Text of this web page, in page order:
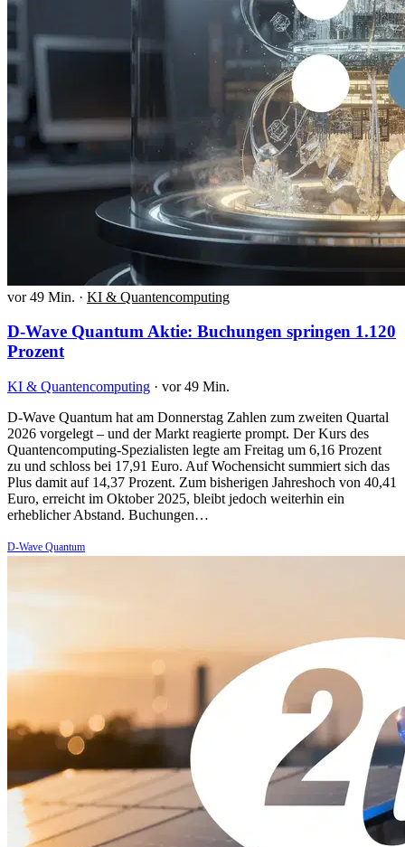
vor 49 Min. · KI & Quantencomputing
D-Wave Quantum Aktie: Buchungen springen 1.120
Prozent
KI & Quantencomputing · vor 49 Min.
D-Wave Quantum hat am Donnerstag Zahlen zum zweiten Quartal
2026 vorgelegt – und der Markt reagierte prompt. Der Kurs des
Quantencomputing-Spezialisten legte am Freitag um 6,16 Prozent
zu und schloss bei 17,91 Euro. Auf Wochensicht summiert sich das
Plus damit auf 14,37 Prozent. Zum bisherigen Jahreshoch von 40,41
Euro, erreicht im Oktober 2025, bleibt jedoch weiterhin ein
erheblicher Abstand. Buchungen…
D-Wave Quantum